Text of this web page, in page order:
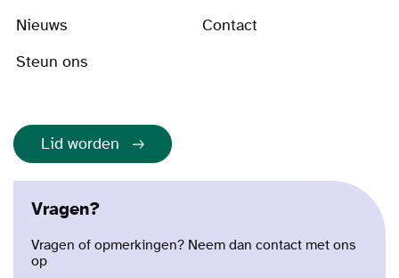
Nieuws
Contact
Steun ons
Lid worden
Vragen?
Vragen of opmerkingen? Neem dan contact met ons
op